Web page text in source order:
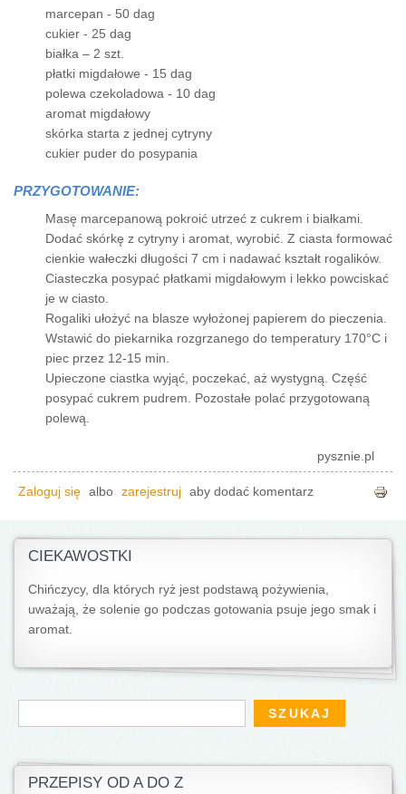
marcepan - 50 dag
cukier - 25 dag
białka – 2 szt.
płatki migdałowe - 15 dag
polewa czekoladowa - 10 dag
aromat migdałowy
skórka starta z jednej cytryny
cukier puder do posypania
PRZYGOTOWANIE:
Masę marcepanową pokroić utrzeć z cukrem i białkami.
Dodać skórkę z cytryny i aromat, wyrobić. Z ciasta formować
cienkie wałeczki długości 7 cm i nadawać kształt rogalików.
Ciasteczka posypać płatkami migdałowym i lekko powciskać
je w ciasto.
Rogaliki ułożyć na blasze wyłożonej papierem do pieczenia.
Wstawić do piekarnika rozgrzanego do temperatury 170°C i
piec przez 12-15 min.
Upieczone ciastka wyjąć, poczekać, aż wystygną. Część
posypać cukrem pudrem. Pozostałe polać przygotowaną
polewą.
pysznie.pl
Zaloguj się albo zarejestruj aby dodać komentarz
CIEKAWOSTKI
Chińczycy, dla których ryż jest podstawą pożywienia,
uważają, że solenie go podczas gotowania psuje jego smak i
aromat.
Formularz wyszukiwania
Szukaj
PRZEPISY OD A DO Z